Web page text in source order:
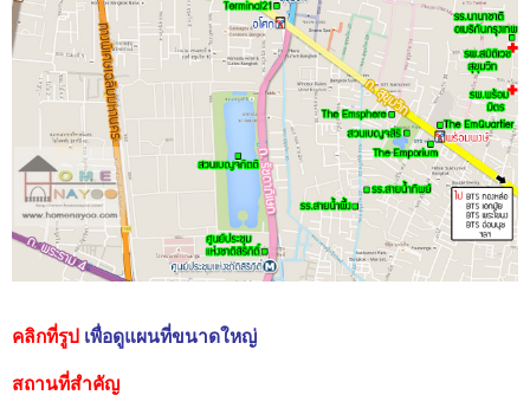
คลิกที่รูป เพื่อดูแผนที่ขนาดใหญ่
สถานที่สำคัญ